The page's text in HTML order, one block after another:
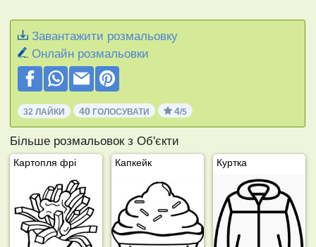
Завантажити розмальовку
Онлайн розмальовки
32 ЛАЙКИ 40 ГОЛОСУВАТИ 4/5
Більше розмальовок з Об'єкти
Картопля фрі Капкейк Куртка